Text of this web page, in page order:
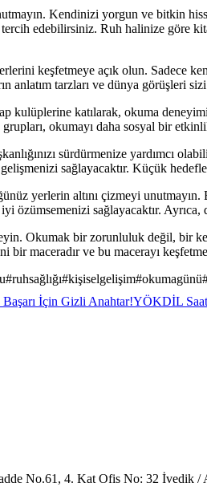
Kendinizi yorgun ve bitkin
edebilirsiniz. Ruh halinize göre
keşfetmeye açık olun. Sadece
anlatım tarzları ve dünya görüşleri
katılarak, okuma
okumayı daha sosyal bir
sürdürmenize yardımcı
sağlayacaktır. Küçük
yerlerin altını çizmeyi
özümsemenizi sağlayacaktır.
Okumak bir zorunluluk değil, bir
maceradır ve bu macerayı
#ruhsağlığı#kişiselgelişim#okumagünü
İçin Gizli Anahtar!YÖKDİL
No.61, 4. Kat Ofis No: 32 İvedik